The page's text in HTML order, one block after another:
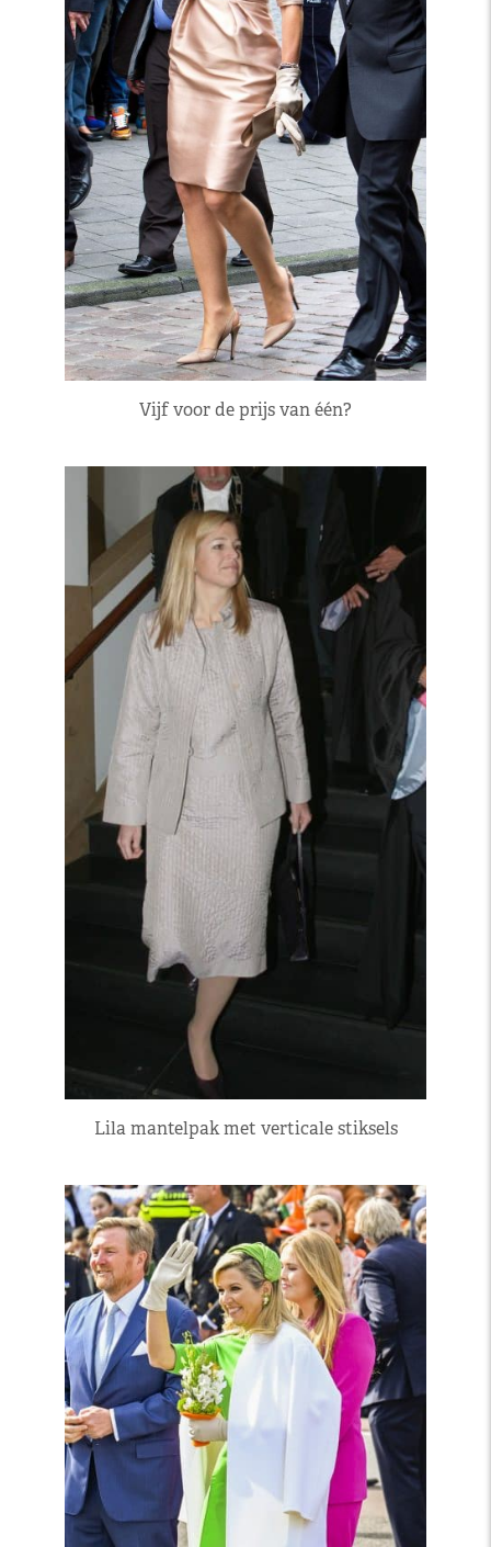
Vijf voor de prijs van één?
Lila mantelpak met verticale stiksels